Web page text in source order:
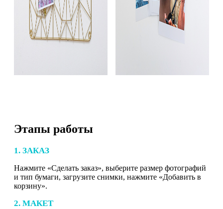
Этапы работы
1. ЗАКАЗ
Нажмите «Сделать заказ», выберите размер фотографий
и тип бумаги, загрузите снимки, нажмите «Добавить в
корзину».
2. МАКЕТ